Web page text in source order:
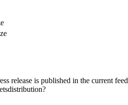
release is published in the current feed